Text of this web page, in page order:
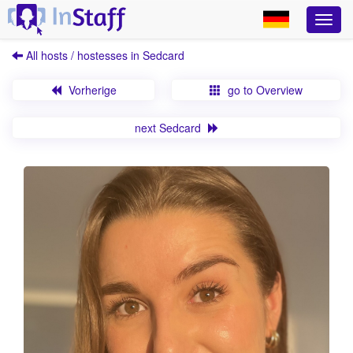
All hosts / hostesses in Sedcard
Vorherige go to Overview
next Sedcard